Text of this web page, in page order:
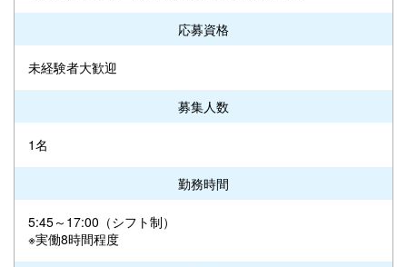
応募資格
未経験者大歓迎
募集人数
1名
勤務時間
5:45～17:00（シフト制）
※実働8時間程度